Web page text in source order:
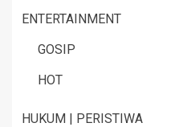
ENTERTAINMENT
GOSIP
HOT
HUKUM | PERISTIWA